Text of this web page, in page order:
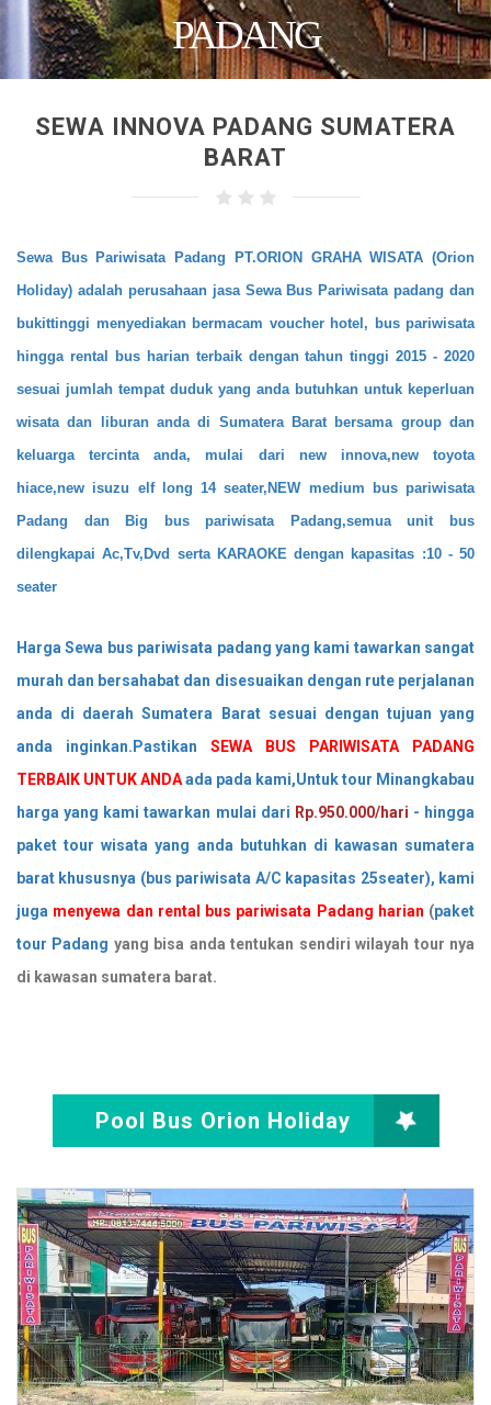
PADANG
SEWA INNOVA PADANG SUMATERA
BARAT
Sewa Bus Pariwisata Padang PT.ORION GRAHA WISATA (Orion
Holiday) adalah perusahaan jasa Sewa Bus Pariwisata padang dan
bukittinggi menyediakan bermacam voucher hotel, bus pariwisata
hingga rental bus harian terbaik dengan tahun tinggi 2015 - 2020
sesuai jumlah tempat duduk yang anda butuhkan untuk keperluan
wisata dan liburan anda di Sumatera Barat bersama group dan
keluarga tercinta anda, mulai dari new innova,new toyota
hiace,new isuzu elf long 14 seater,NEW medium bus pariwisata
Padang dan Big bus pariwisata Padang,semua unit bus
dilengkapai Ac,Tv,Dvd serta KARAOKE dengan kapasitas :10 - 50
seater
Harga Sewa bus pariwisata padang yang kami tawarkan sangat
murah dan bersahabat dan disesuaikan dengan rute perjalanan
anda di daerah Sumatera Barat sesuai dengan tujuan yang
anda inginkan.Pastikan SEWA BUS PARIWISATA PADANG
TERBAIK UNTUK ANDAada pada kami,Untuk tour Minangkabau
harga yang kami tawarkan mulai dari Rp.950.000/hari - hingga
paket tour wisata yang anda butuhkan di kawasan sumatera
barat khususnya (bus pariwisata A/C kapasitas 25seater), kami
juga menyewa dan rental bus pariwisata Padang harian (paket
tour Padang yang bisa anda tentukan sendiri wilayah tour nya
di kawasan sumatera barat.
Pool Bus Orion Holiday